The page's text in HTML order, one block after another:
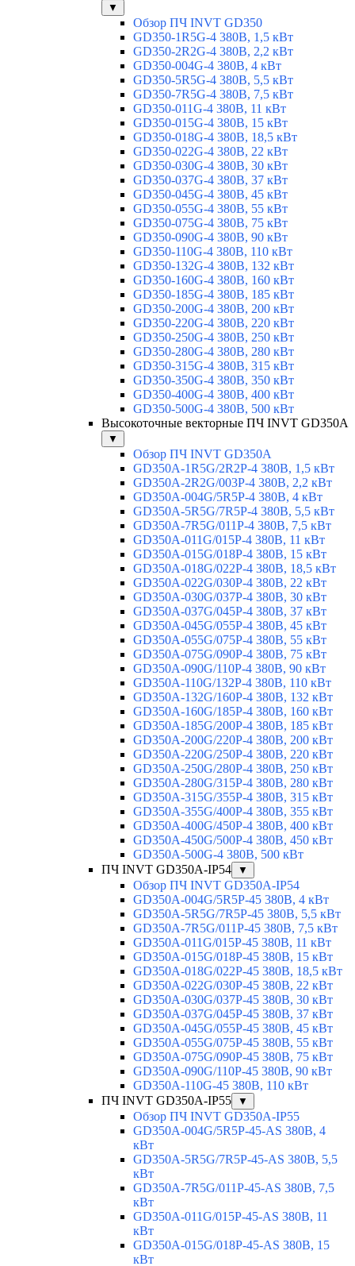
▼
Обзор ПЧ INVT GD350
GD350-1R5G-4 380В, 1,5 кВт
GD350-2R2G-4 380В, 2,2 кВт
GD350-004G-4 380В, 4 кВт
GD350-5R5G-4 380В, 5,5 кВт
GD350-7R5G-4 380В, 7,5 кВт
GD350-011G-4 380В, 11 кВт
GD350-015G-4 380В, 15 кВт
GD350-018G-4 380В, 18,5 кВт
GD350-022G-4 380В, 22 кВт
GD350-030G-4 380В, 30 кВт
GD350-037G-4 380В, 37 кВт
GD350-045G-4 380В, 45 кВт
GD350-055G-4 380В, 55 кВт
GD350-075G-4 380В, 75 кВт
GD350-090G-4 380В, 90 кВт
GD350-110G-4 380В, 110 кВт
GD350-132G-4 380В, 132 кВт
GD350-160G-4 380В, 160 кВт
GD350-185G-4 380В, 185 кВт
GD350-200G-4 380В, 200 кВт
GD350-220G-4 380В, 220 кВт
GD350-250G-4 380В, 250 кВт
GD350-280G-4 380В, 280 кВт
GD350-315G-4 380В, 315 кВт
GD350-350G-4 380В, 350 кВт
GD350-400G-4 380В, 400 кВт
GD350-500G-4 380В, 500 кВт
Высокоточные векторные ПЧ INVT GD350A
▼
Обзор ПЧ INVT GD350A
GD350A-1R5G/2R2P-4 380В, 1,5 кВт
GD350A-2R2G/003P-4 380В, 2,2 кВт
GD350A-004G/5R5P-4 380В, 4 кВт
GD350A-5R5G/7R5P-4 380В, 5,5 кВт
GD350A-7R5G/011P-4 380В, 7,5 кВт
GD350A-011G/015P-4 380В, 11 кВт
GD350A-015G/018P-4 380В, 15 кВт
GD350A-018G/022P-4 380В, 18,5 кВт
GD350A-022G/030P-4 380В, 22 кВт
GD350A-030G/037P-4 380В, 30 кВт
GD350A-037G/045P-4 380В, 37 кВт
GD350A-045G/055P-4 380В, 45 кВт
GD350A-055G/075P-4 380В, 55 кВт
GD350A-075G/090P-4 380В, 75 кВт
GD350A-090G/110P-4 380В, 90 кВт
GD350A-110G/132P-4 380В, 110 кВт
GD350A-132G/160P-4 380В, 132 кВт
GD350A-160G/185P-4 380В, 160 кВт
GD350A-185G/200P-4 380В, 185 кВт
GD350A-200G/220P-4 380В, 200 кВт
GD350A-220G/250P-4 380В, 220 кВт
GD350A-250G/280P-4 380В, 250 кВт
GD350A-280G/315P-4 380В, 280 кВт
GD350A-315G/355P-4 380В, 315 кВт
GD350A-355G/400P-4 380В, 355 кВт
GD350A-400G/450P-4 380В, 400 кВт
GD350A-450G/500P-4 380В, 450 кВт
GD350A-500G-4 380В, 500 кВт
ПЧ INVT GD350A-IP54
▼
Обзор ПЧ INVT GD350A-IP54
GD350A-004G/5R5P-45 380В, 4 кВт
GD350A-5R5G/7R5P-45 380В, 5,5 кВт
GD350A-7R5G/011P-45 380В, 7,5 кВт
GD350A-011G/015P-45 380В, 11 кВт
GD350A-015G/018P-45 380В, 15 кВт
GD350A-018G/022P-45 380В, 18,5 кВт
GD350A-022G/030P-45 380В, 22 кВт
GD350A-030G/037P-45 380В, 30 кВт
GD350A-037G/045P-45 380В, 37 кВт
GD350A-045G/055P-45 380В, 45 кВт
GD350A-055G/075P-45 380В, 55 кВт
GD350A-075G/090P-45 380В, 75 кВт
GD350A-090G/110P-45 380В, 90 кВт
GD350A-110G-45 380В, 110 кВт
ПЧ INVT GD350A-IP55
▼
Обзор ПЧ INVT GD350A-IP55
GD350A-004G/5R5P-45-AS 380В, 4
кВт
GD350A-5R5G/7R5P-45-AS 380В, 5,5
кВт
GD350A-7R5G/011P-45-AS 380В, 7,5
кВт
GD350A-011G/015P-45-AS 380В, 11
кВт
GD350A-015G/018P-45-AS 380В, 15
кВт